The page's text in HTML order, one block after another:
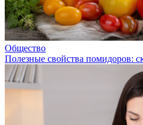
Общество
Полезные свойства помидоров: